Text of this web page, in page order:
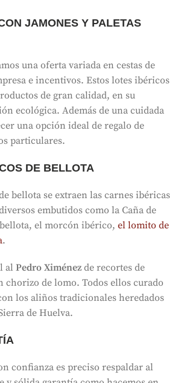
JAMONES Y PALETAS
una oferta variada en cestas de
e incentivos. Estos lotes ibéricos
de gran calidad, en su
ecológica. Además de una cuidada
una opción ideal de regalo de
particulares.
DE BELLOTA
bellota se extraen las carnes ibéricas
embutidos como la Caña de
el morcón ibérico, el lomito de
.
al Pedro Ximénez de recortes de
chorizo de lomo. Todos ellos curado
los aliños tradicionales heredados
de Huelva.
confianza es preciso respaldar al